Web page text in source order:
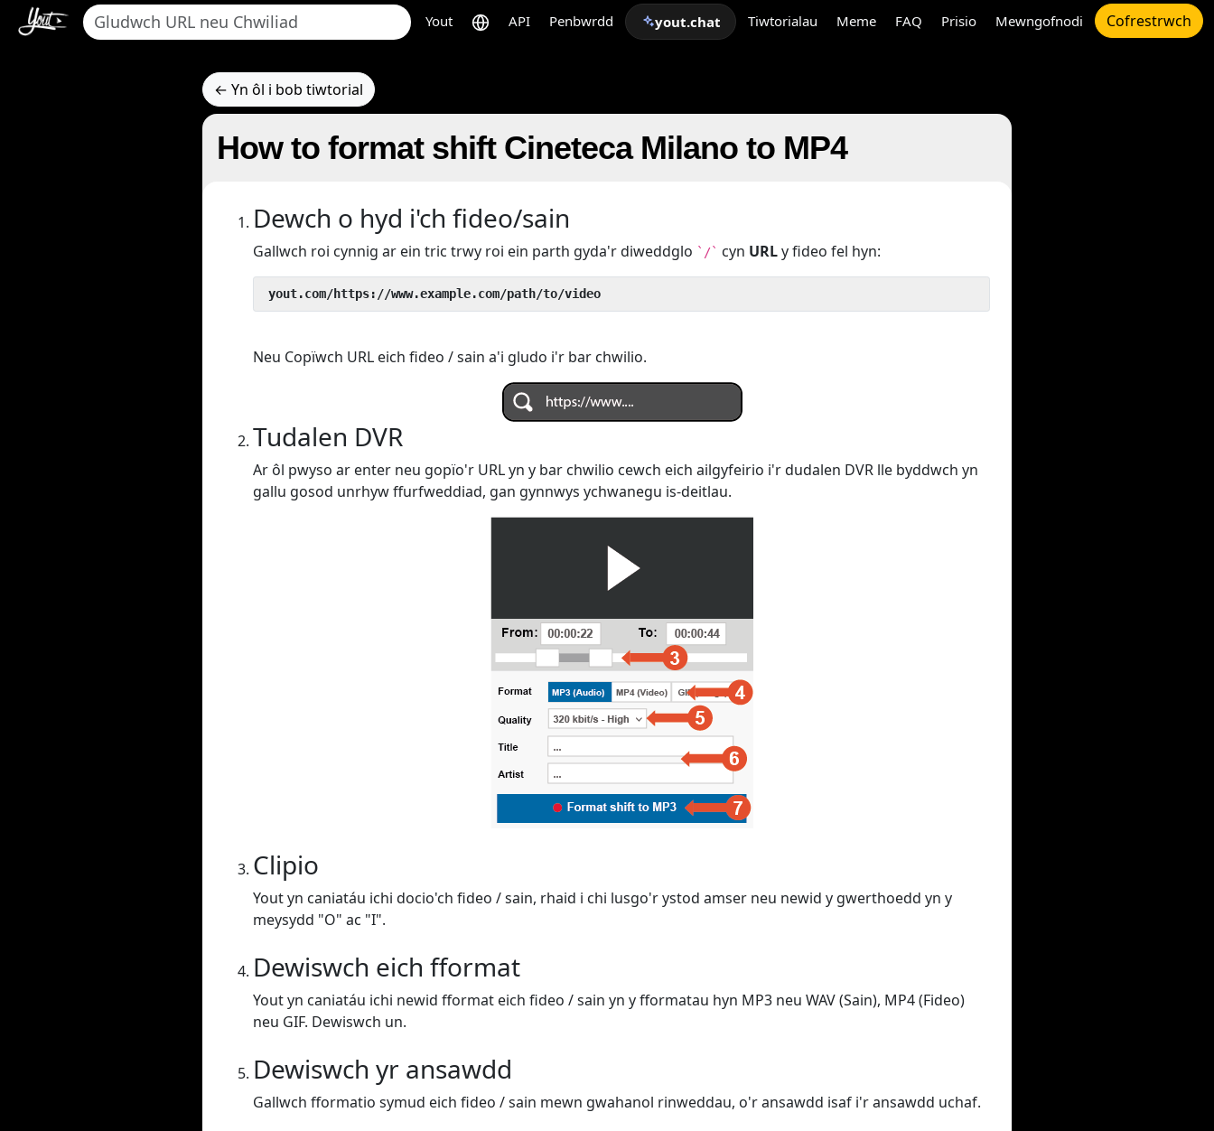
Yout API Penbwrdd yout.chat Tiwtorialau Meme FAQ Prisio Mewngofnodi Cofrestrwch
← Yn ôl i bob tiwtorial
How to format shift Cineteca Milano to MP4
Dewch o hyd i'ch fideo/sain
Gallwch roi cynnig ar ein tric trwy roi ein parth gyda'r diweddglo `/` cyn URLy fideo fel hyn:
yout.com/https://www.example.com/path/to/video
Neu Copïwch URL eich fideo / sain a'i gludo i'r bar chwilio.
Tudalen DVR
Ar ôl pwyso ar enter neu gopïo'r URL yn y bar chwilio cewch eich ailgyfeirio i'r dudalen DVR lle byddwch yn
gallu gosod unrhyw ffurfweddiad, gan gynnwys ychwanegu is-deitlau.
Clipio
Yout yn caniatáu ichi docio'ch fideo / sain, rhaid i chi lusgo'r ystod amser neu newid y gwerthoedd yn y
meysydd "O" ac "I".
Dewiswch eich fformat
Yout yn caniatáu ichi newid fformat eich fideo / sain yn y fformatau hyn MP3 neu WAV (Sain), MP4 (Fideo)
neu GIF. Dewiswch un.
Dewiswch yr ansawdd
Gallwch fformatio symud eich fideo / sain mewn gwahanol rinweddau, o'r ansawdd isaf i'r ansawdd uchaf.